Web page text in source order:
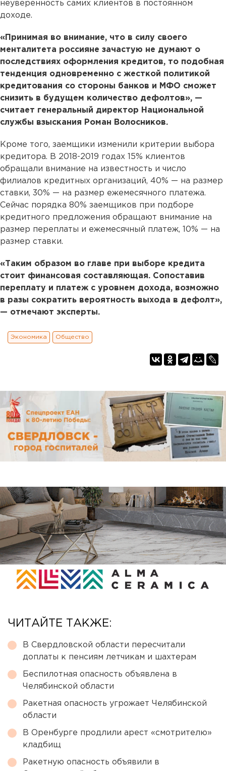
неуверенность самих клиентов в постоянном
доходе.
«Принимая во внимание, что в силу своего
менталитета россияне зачастую не думают о
последствиях оформления кредитов, то подобная
тенденция одновременно с жесткой политикой
кредитования со стороны банков и МФО сможет
снизить в будущем количество дефолтов», —
считает генеральный директор Национальной
службы взыскания Роман Волосников.
Кроме того, заемщики изменили критерии выбора
кредитора. В 2018-2019 годах 15% клиентов
обращали внимание на известность и число
филиалов кредитных организаций, 40% — на размер
ставки, 30% — на размер ежемесячного платежа.
Сейчас порядка 80% заемщиков при подборе
кредитного предложения обращают внимание на
размер переплаты и ежемесячный платеж, 10% — на
размер ставки.
«Таким образом во главе при выборе кредита
стоит финансовая составляющая. Сопоставив
переплату и платеж с уровнем дохода, возможно
в разы сократить вероятность выхода в дефолт»,
— отмечают эксперты.
Экономика Общество
ЧИТАЙТЕ ТАКЖЕ:
В Свердловской области пересчитали
доплаты к пенсиям летчикам и шахтерам
Беспилотная опасность объявлена в
Челябинской области
Ракетная опасность угрожает Челябинской
области
В Оренбурге продлили арест «смотрителю»
кладбищ
Ракетную опасность объявили в